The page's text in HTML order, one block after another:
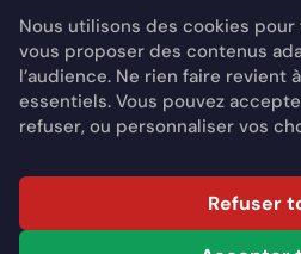

Email
rights
Nous utilisons des cookies
vous proposer des contenus
l’audience. Ne rien faire revient
essentiels. Vous pouvez
refuser, ou personnaliser vos
Refuser